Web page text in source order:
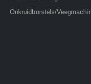
Onkruidborstels/